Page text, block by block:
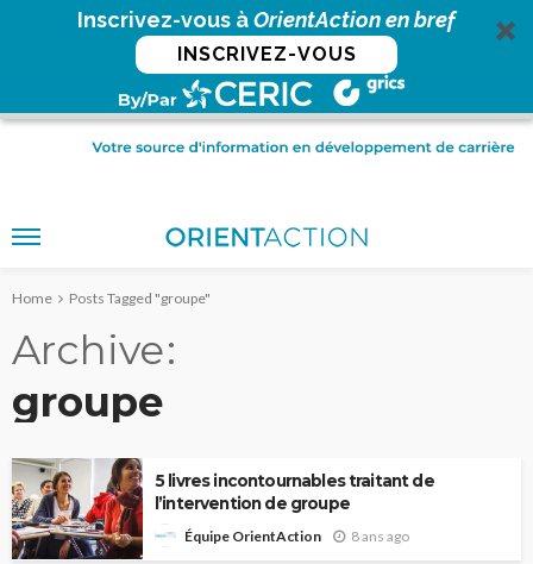
Inscrivez-vous àOrientAction en bref
INSCRIVEZ-VOUS
Home Posts Tagged "groupe"
Archive
groupe
5 livres incontournables traitant de
l’intervention de groupe
Équipe OrientAction 8 ans ago